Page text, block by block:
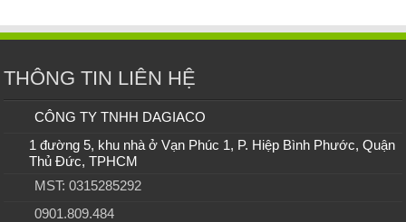
THÔNG TIN LIÊN HỆ
CÔNG TY TNHH DAGIACO
1 đường 5, khu nhà ở Vạn Phúc 1, P. Hiệp Bình Phước, Quận
Thủ Đức, TPHCM
MST: 0315285292
0901.809.484